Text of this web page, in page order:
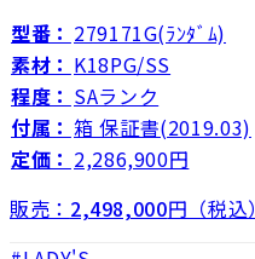
型番： 279171G(ﾗﾝﾀﾞﾑ)
素材： K18PG/SS
程度： SAランク
付属： 箱 保証書(2019.03)
定価： 2,286,900円
販売： 2,498,000円（税込）